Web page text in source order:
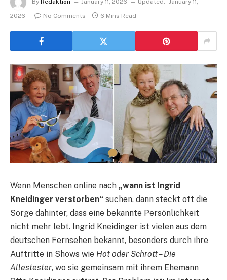
By Redaktion January 11, 2026 Updated: January 11,
2026
No Comments 6 Mins Read
Wenn Menschen online nach „wann ist Ingrid
Kneidinger verstorben“ suchen, dann steckt oft die
Sorge dahinter, dass eine bekannte Persönlichkeit
nicht mehr lebt. Ingrid Kneidinger ist vielen aus dem
deutschen Fernsehen bekannt, besonders durch ihre
Auftritte in Shows wie Hot oder Schrott – Die
Allestester, wo sie gemeinsam mit ihrem Ehemann